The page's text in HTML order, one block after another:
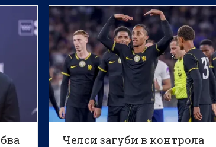
Челси загуби в контрола